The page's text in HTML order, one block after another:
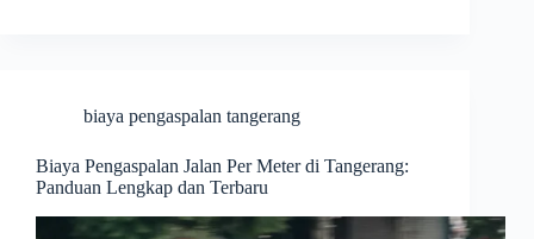
biaya pengaspalan tangerang
Biaya Pengaspalan Jalan Per Meter di Tangerang:
Panduan Lengkap dan Terbaru